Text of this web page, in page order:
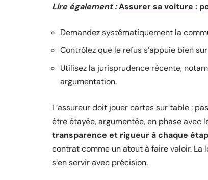
Lire également :Assurer sa voiture :
Demandez systématiquement la
Contrôlez que le refus s’appuie bien
Utilisez la jurisprudence récente,
argumentation.
L’assureur doit jouer cartes sur table :
être étayée, argumentée, en phase avec
transparence et rigueur à chaque
contrat comme un atout à faire valoir. La
s’en servir avec précision.